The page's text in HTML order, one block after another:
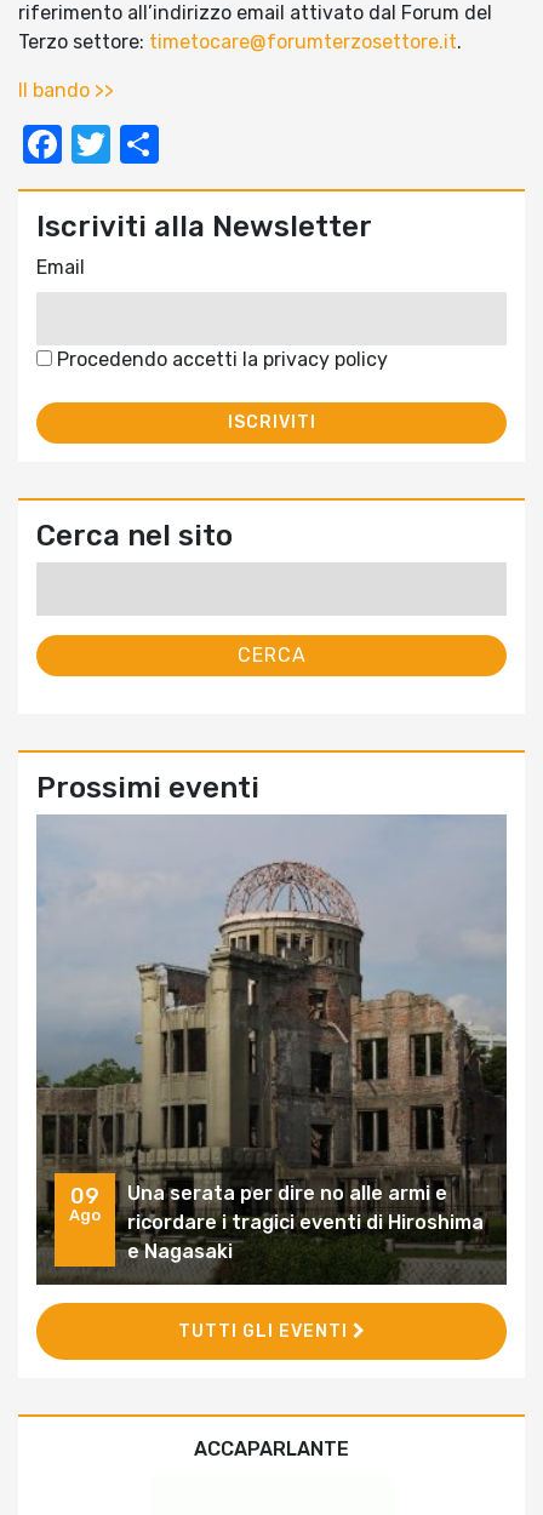
riferimento all’indirizzo email attivato dal Forum del
Terzo settore: timetocare@forumterzosettore.it.
Il bando >>
Facebook
Twitter
Iscriviti alla Newsletter
Email
Procedendo accetti la privacy policy
Cerca nel sito
Prossimi eventi
09
Ago
Una serata per dire no alle armi e
ricordare i tragici eventi di Hiroshima
e Nagasaki
TUTTI GLI EVENTI
ACCAPARLANTE